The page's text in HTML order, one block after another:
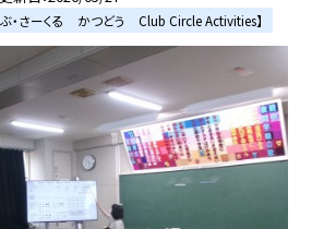
ぶ・さーくる かつどう Club Circle Activities】